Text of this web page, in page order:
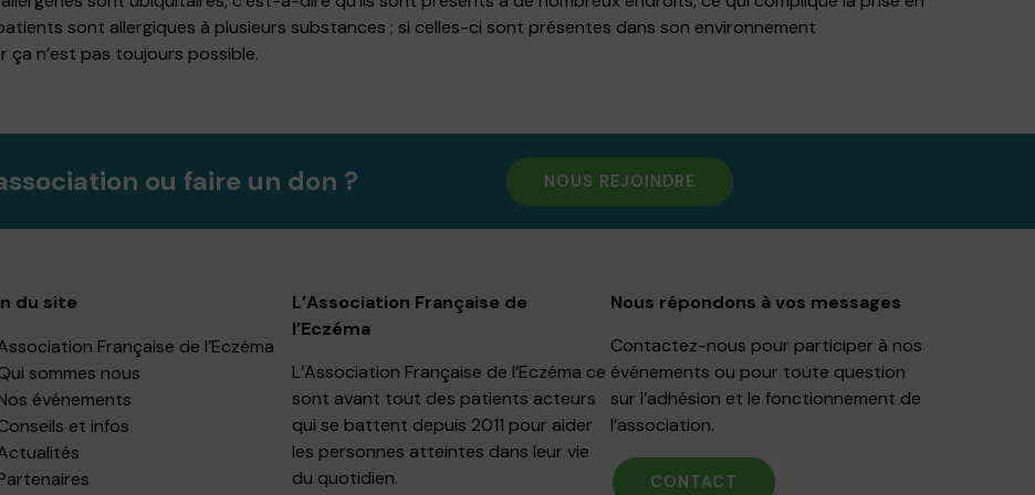
sont allergiques à plusieurs substances ; si celles-ci sont présentes dans son environnement
ça n’est pas toujours possible.
ou faire un don ? NOUS REJOINDRE
du site
Française de l’Eczéma
sommes nous
événements
et infos
L’Association Française de
l’Eczéma
L’Association Française de l’Eczéma ce
sont avant tout des patients acteurs
qui se battent depuis 2011 pour aider
les personnes atteintes dans leur vie
du quotidien.
Nous répondons à vos messages
Contactez-nous pour participer à nos
événements ou pour toute question
sur l’adhésion et le fonctionnement de
l’association.
CONTACT